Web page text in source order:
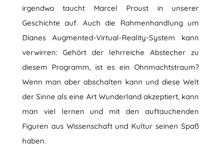
irgendwo taucht Marcel Proust in unserer
Geschichte auf. Auch die Rahmenhandlung um
Dianes Augmented-Virtual-Reality-System kann
verwirren: Gehört der lehrreiche Abstecher zu
diesem Programm, ist es ein Ohnmachtstraum?
Wenn man aber abschalten kann und diese Welt
der Sinne als eine Art Wunderland akzeptiert, kann
man viel lernen und mit den auftauchenden
Figuren aus Wissenschaft und Kultur seinen Spaß
haben.